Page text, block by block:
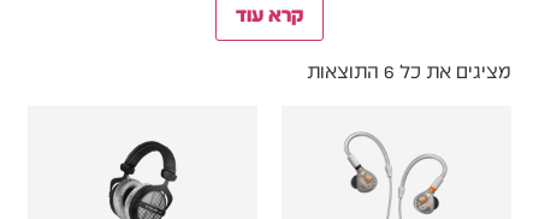
קרא עוד
מציגים את כל ⁦6⁩ התוצאות